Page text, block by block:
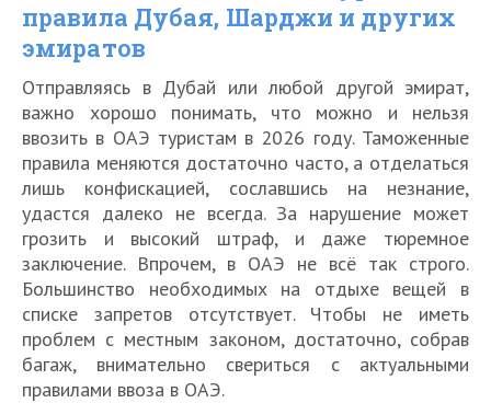
правила Дубая, Шарджи и других
эмиратов
Отправляясь в Дубай или любой другой эмират,
важно хорошо понимать, что можно и нельзя
ввозить в ОАЭ туристам в 2026 году. Таможенные
правила меняются достаточно часто, а отделаться
лишь конфискацией, сославшись на незнание,
удастся далеко не всегда. За нарушение может
грозить и высокий штраф, и даже тюремное
заключение. Впрочем, в ОАЭ не всё так строго.
Большинство необходимых на отдыхе вещей в
списке запретов отсутствует. Чтобы не иметь
проблем с местным законом, достаточно, собрав
багаж, внимательно свериться с актуальными
правилами ввоза в ОАЭ.